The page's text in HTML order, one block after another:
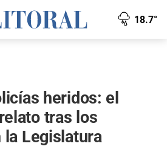
18.7°
heridos: el
tras los
Legislatura